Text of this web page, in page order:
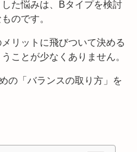
た悩みは、Bタイプを検討
のです。
リットに飛びついて決める
ことが少なくありません。
の「バランスの取り方」を